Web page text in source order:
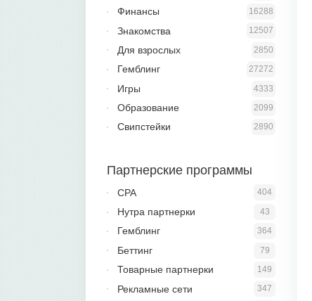
16288
Финансы
12507
Знакомства
2850
Для взрослых
27272
Гемблинг
4333
Игры
2099
Образование
2890
Свипстейки
Партнерские программы
404
CPA
43
Нутра партнерки
364
Гемблинг
79
Беттинг
149
Товарные партнерки
347
Рекламные сети